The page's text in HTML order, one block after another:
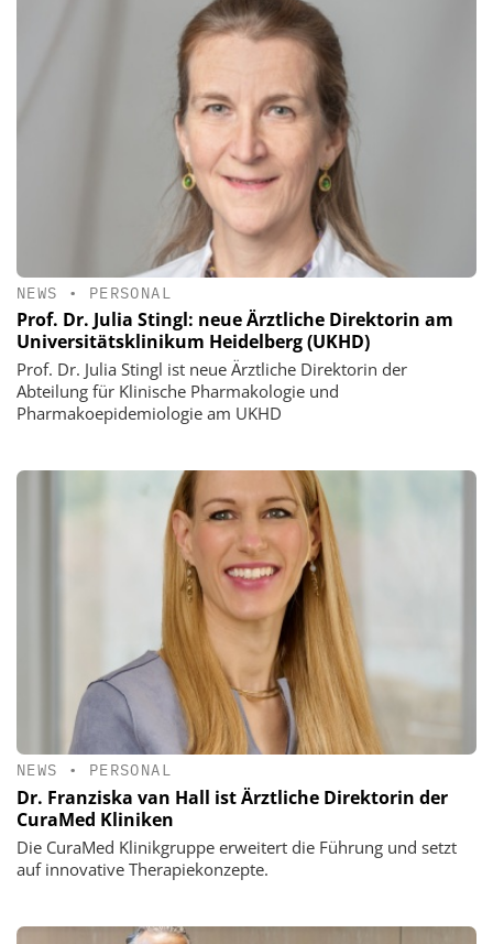
NEWS • PERSONAL
Prof. Dr. Julia Stingl: neue Ärztliche Direktorin am
Universitätsklinikum Heidelberg (UKHD)
Prof. Dr. Julia Stingl ist neue Ärztliche Direktorin der
Abteilung für Klinische Pharmakologie und
Pharmakoepidemiologie am UKHD
NEWS • PERSONAL
Dr. Franziska van Hall ist Ärztliche Direktorin der
CuraMed Kliniken
Die CuraMed Klinikgruppe erweitert die Führung und setzt
auf innovative Therapiekonzepte.